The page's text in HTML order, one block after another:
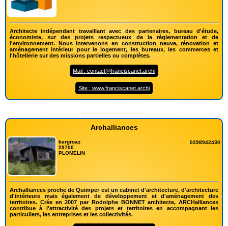
Architecte indépendant travaillant avec des partenaires, bureau d'étude,
économiste, sur des projets respectueux de la règlementation et de
l'environnement. Nous intervenons en construction neuve, rénovation et
aménagement intérieur pour le logement, les bureaux, les commerces et
l'hôtellerie sur des missions partielles ou complètes.
Mail : contact@franciscanet.archi
Site : www.franciscanet.archi
Archalliances
kergroaz
29700
PLOMELIN
0298942430
Archalliances proche de Quimper est un cabinet d'architecture, d'architecture
d'intérieure mais également de développement et d'aménagement des
territoires. Crée en 2007 par Rodolphe BONNET architecte, ARCHalliances
contribue à l'attractivité des projets et territoires en accompagnant les
particuliers, les entreprises et les collectivités.